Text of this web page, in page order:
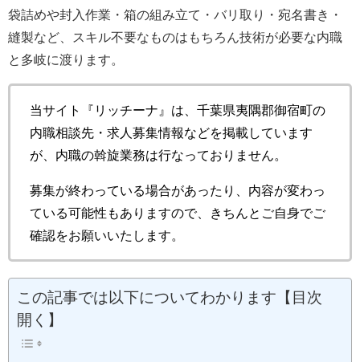
袋詰めや封入作業・箱の組み立て・バリ取り・宛名書き・
縫製など、スキル不要なものはもちろん技術が必要な内職
と多岐に渡ります。
当サイト『リッチーナ』は、千葉県夷隅郡御宿町の
内職相談先・求人募集情報などを掲載しています
が、内職の斡旋業務は行なっておりません。
募集が終わっている場合があったり、内容が変わっ
ている可能性もありますので、きちんとご自身でご
確認をお願いいたします。
この記事では以下についてわかります【目次
開く】